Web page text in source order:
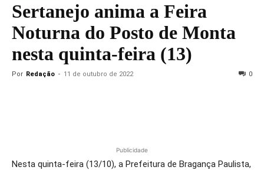
Sertanejo anima a Feira
Noturna do Posto de Monta
nesta quinta-feira (13)
Por Redação - 11 de outubro de 2022 0
Publicidade
Nesta quinta-feira (13/10), a Prefeitura de Bragança Paulista,